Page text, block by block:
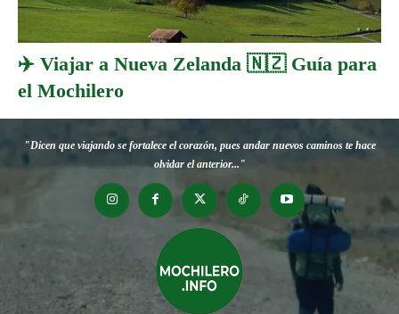
✈️ Viajar a Nueva Zelanda 🇳🇿 Guía para
el Mochilero
"Dicen que viajando se fortalece el corazón, pues andar nuevos caminos te hace
olvidar el anterior..."